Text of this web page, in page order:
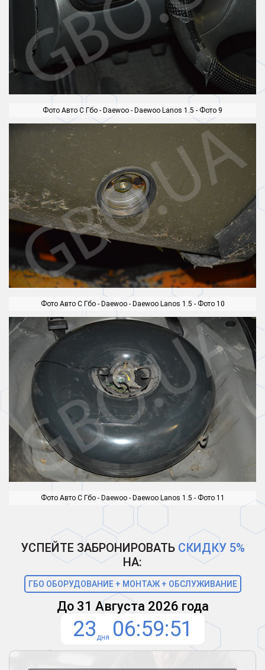
Фото Авто С Гбо - Daewoo - Daewoo Lanos 1.5 - Фото 9
Фото Авто С Гбо - Daewoo - Daewoo Lanos 1.5 - Фото 10
Фото Авто С Гбо - Daewoo - Daewoo Lanos 1.5 - Фото 11
УСПЕЙТЕ ЗАБРОНИРОВАТЬ СКИДКУ 5%
НА:
ГБО ОБОРУДОВАНИЕ + МОНТАЖ + ОБСЛУЖИВАНИЕ
До 31 Августа 2026 года
23 дня 06 59 50